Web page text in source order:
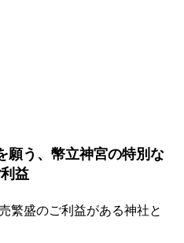
願う、幣立神宮の特別な
益
繁盛のご利益がある神社と